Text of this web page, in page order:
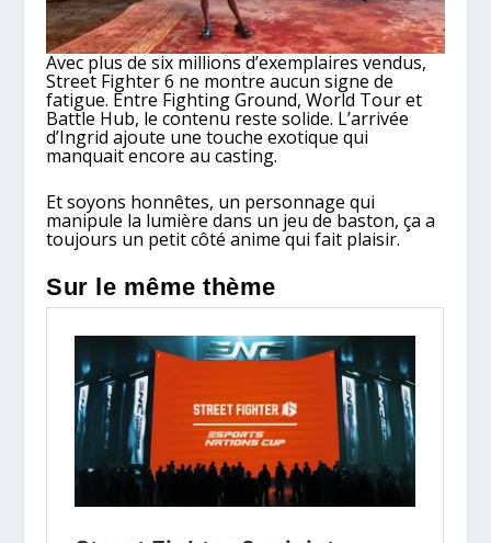
Avec plus de six millions d’exemplaires vendus,
Street Fighter 6 ne montre aucun signe de
fatigue. Entre Fighting Ground, World Tour et
Battle Hub, le contenu reste solide. L’arrivée
d’Ingrid ajoute une touche exotique qui
manquait encore au casting.
Et soyons honnêtes, un personnage qui
manipule la lumière dans un jeu de baston, ça a
toujours un petit côté anime qui fait plaisir.
Sur le même thème